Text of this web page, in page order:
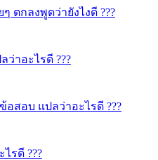
ตกลงพูดว่ายังไงดี ???
ว่าอะไรดี ???
ข้อสอบ แปลว่าอะไรดี ???
ไรดี ???